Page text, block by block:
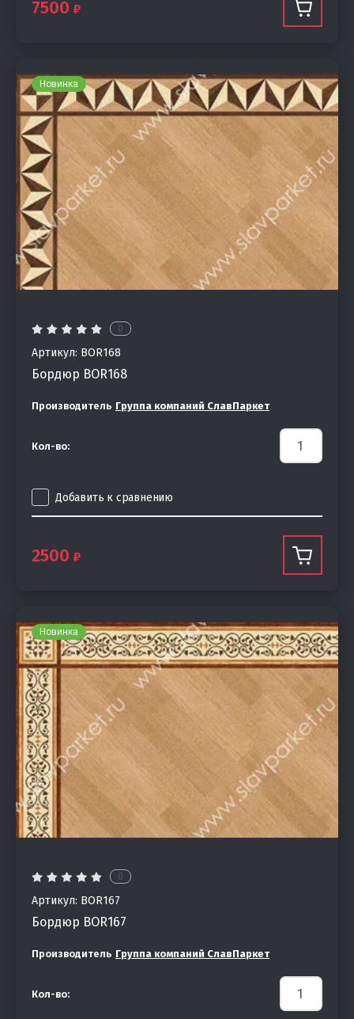
7500
Новинка
0
Артикул: BOR168
Бордюр BOR168
Производитель Группа компаний СлавПаркет
Кол-во:
Добавить к сравнению
2500
Новинка
0
Артикул: BOR167
Бордюр BOR167
Производитель Группа компаний СлавПаркет
Кол-во: